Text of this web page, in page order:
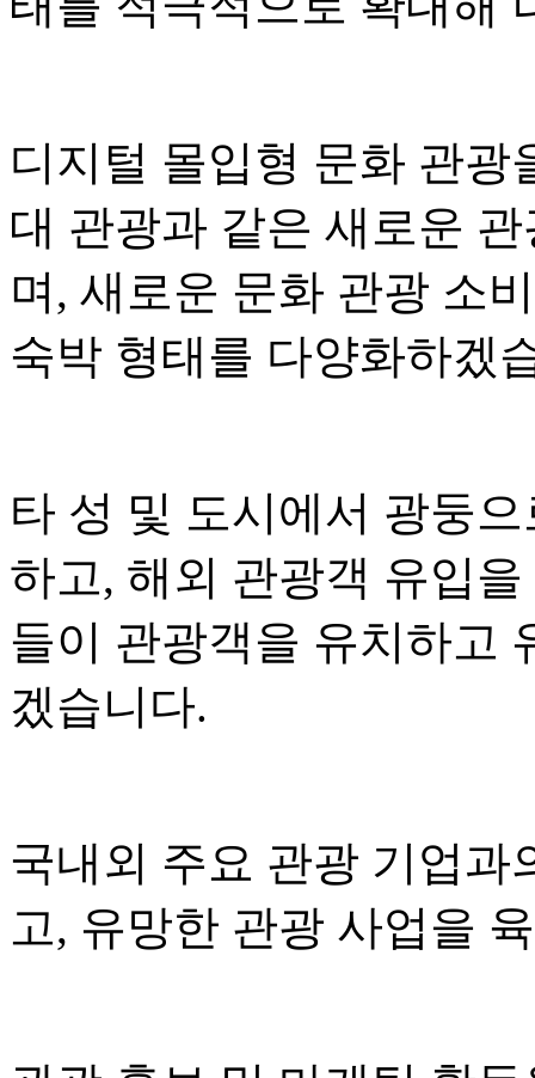
디지털 몰입형 문화 관광
대 관광과 같은 새로운
며, 새로운 문화 관광 소
숙박 형태를 다양화하겠
타 성 및 도시에서 광둥
하고, 해외 관광객 유입
들이 관광객을 유치하고
겠습니다.
국내외 주요 관광 기업과
고, 유망한 관광 사업을